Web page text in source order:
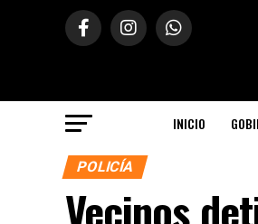
INICIO
POLICÍA
Vecinos